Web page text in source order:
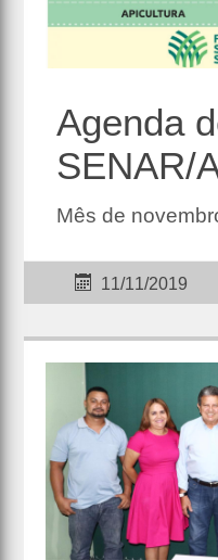
Agenda
SENAR/
Mês de
11/11/2019